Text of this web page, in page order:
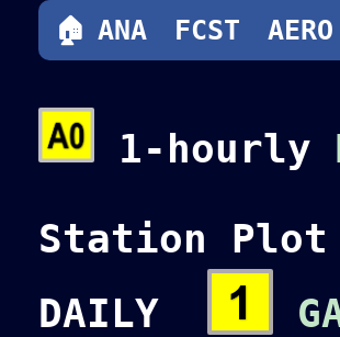
1-hourly
Station Plot
DAILY
🏠 ANA FCST AERO